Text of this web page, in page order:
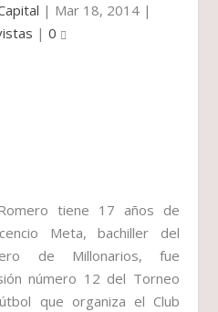
| Mar 18, 2014|
| 0
tiene 17 años de
Meta, bachiller del
de Millonarios, fue
número 12 del Torneo
que organiza el Club